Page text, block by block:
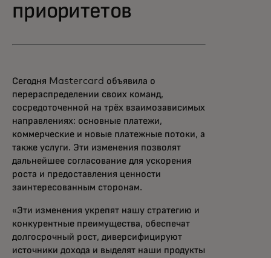
приоритетов
Сегодня Mastercard объявила о
перераспределении своих команд,
сосредоточенной на трёх взаимозависимых
направлениях: основные платежи,
коммерческие и новые платежные потоки, а
также услуги. Эти изменения позволят
дальнейшее согласование для ускорения
роста и предоставления ценности
заинтересованным сторонам.
«Эти изменения укрепят нашу стратегию и
конкурентные преимущества, обеспечат
долгосрочный рост, диверсифицируют
источники дохода и выделят наши продукты